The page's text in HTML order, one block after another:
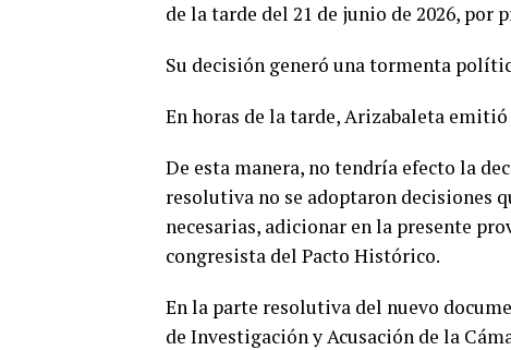
de la tarde del 21 de junio de 2026,
Su decisión generó una tormenta
En horas de la tarde, Arizabaleta
De esta manera, no tendría efecto la
resolutiva no se adoptaron decisiones
necesarias, adicionar en la presente
congresista del Pacto Histórico.
En la parte resolutiva del nuevo
de Investigación y Acusación de la